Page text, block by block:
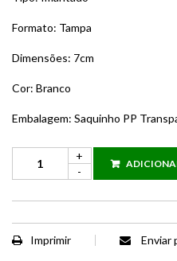
Formato: Tampa
Dimensões: 7cm
Cor: Branco
Embalagem: Saquinho PP
Imprimir Enviar